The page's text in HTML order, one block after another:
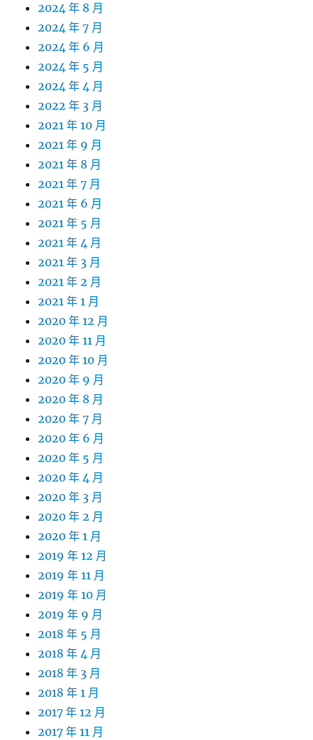
2024 年 8 月
2024 年 7 月
2024 年 6 月
2024 年 5 月
2024 年 4 月
2022 年 3 月
2021 年 10 月
2021 年 9 月
2021 年 8 月
2021 年 7 月
2021 年 6 月
2021 年 5 月
2021 年 4 月
2021 年 3 月
2021 年 2 月
2021 年 1 月
2020 年 12 月
2020 年 11 月
2020 年 10 月
2020 年 9 月
2020 年 8 月
2020 年 7 月
2020 年 6 月
2020 年 5 月
2020 年 4 月
2020 年 3 月
2020 年 2 月
2020 年 1 月
2019 年 12 月
2019 年 11 月
2019 年 10 月
2019 年 9 月
2018 年 5 月
2018 年 4 月
2018 年 3 月
2018 年 1 月
2017 年 12 月
2017 年 11 月